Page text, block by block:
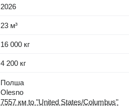
2026
23 м³
16 000 кг
4 200 кг
Полша
Olesno
7557 км to "United States/Columbus"